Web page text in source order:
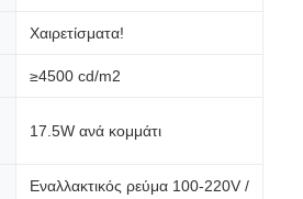
Χαιρετίσματα!
≥4500 cd/m2
17.5W ανά κομμάτι
Εναλλακτικός ρεύμα 100-220V /